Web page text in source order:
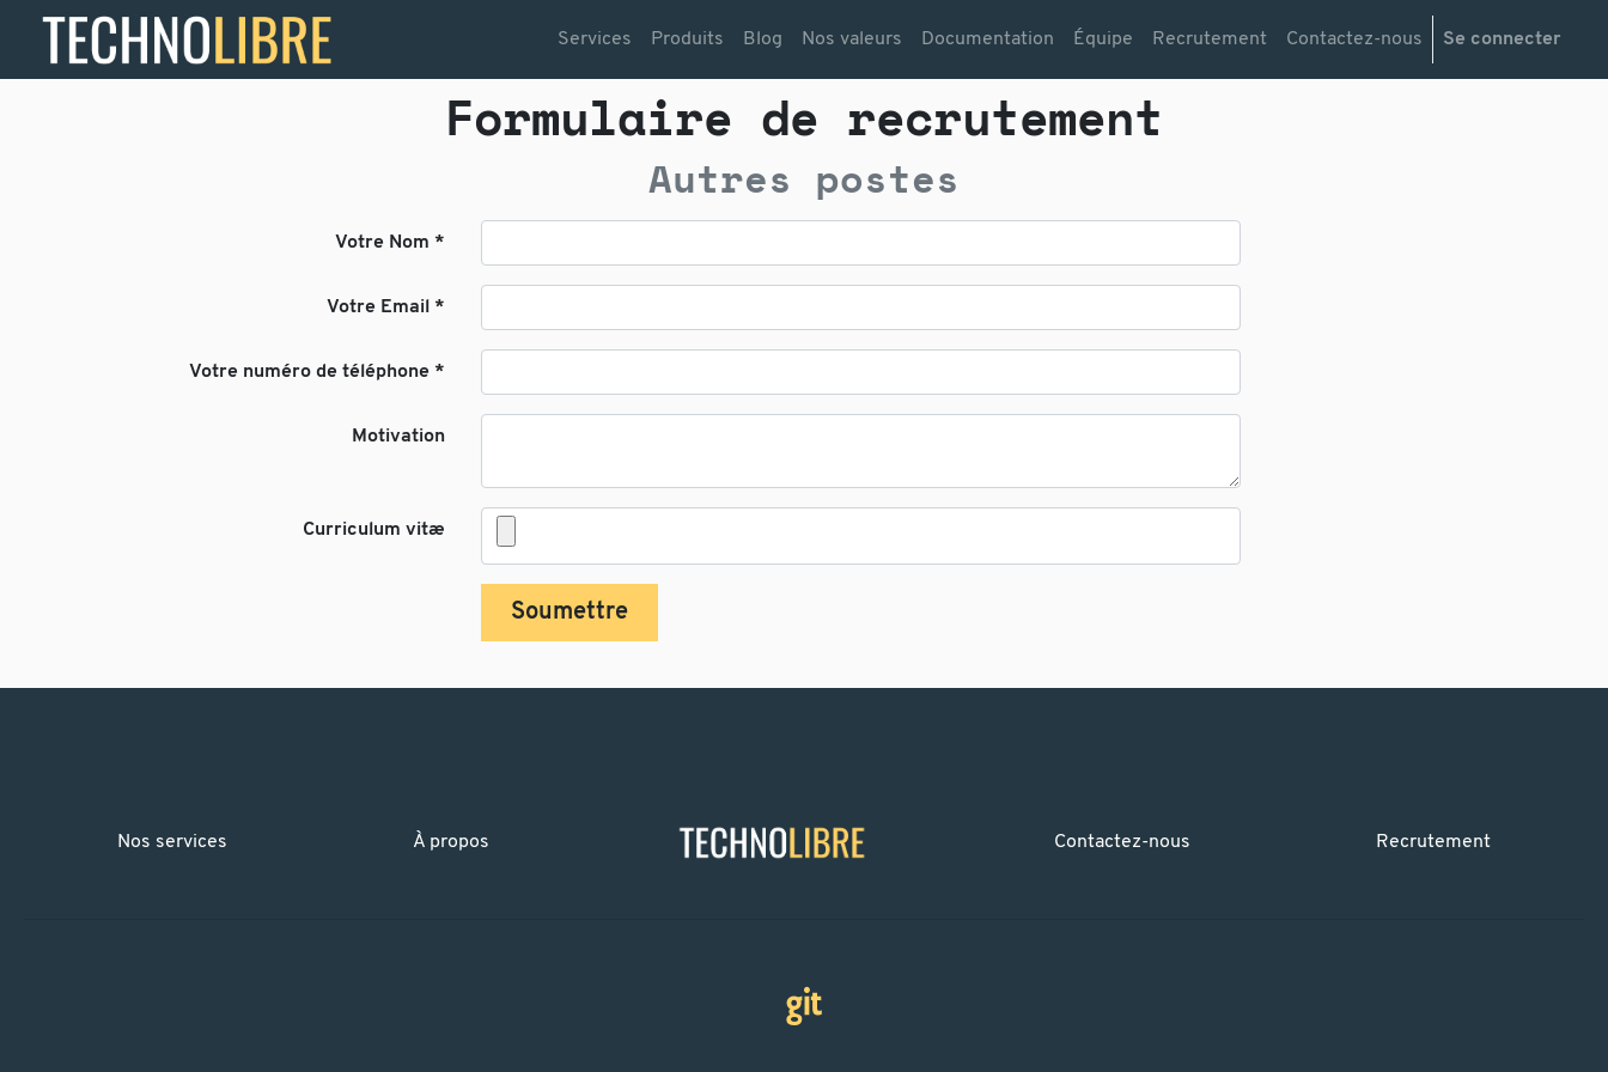
Services Produits Blog Nos valeurs Documentation Équipe Recrutement Contactez-nous Se connecter
Formulaire de recrutement
Autres postes
Votre Nom
Votre Email
Votre numéro de téléphone
Motivation
Curriculum vitæ
Soumettre
Nos services À propos Contactez-nous Recrutement